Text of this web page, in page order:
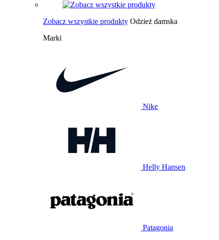
Zobacz wszystkie produkty Odzież damska
Marki
Nike
Helly Hansen
Patagonia